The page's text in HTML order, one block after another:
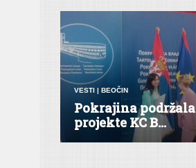
VESTI | BEOČIN
Pokrajina podržala
projekte KC B...